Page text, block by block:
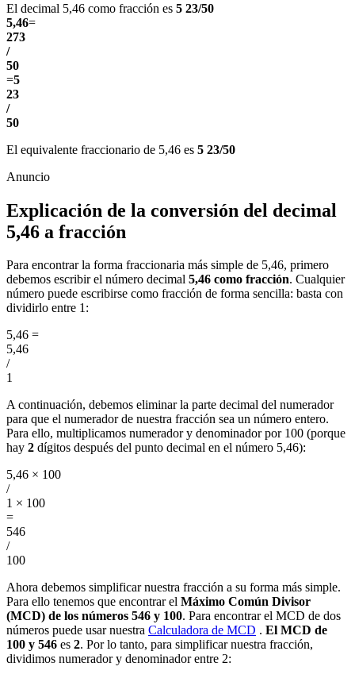
El decimal 5,46 como fracción es 5 23/50
5,46=
273
/
50
=5
23
/
50
El equivalente fraccionario de 5,46 es 5 23/50
Explicación de la conversión del decimal
5,46 a fracción
Para encontrar la forma fraccionaria más simple de 5,46, primero
debemos escribir el número decimal 5,46 como fracción. Cualquier
número puede escribirse como fracción de forma sencilla: basta con
dividirlo entre 1:
5,46 =
5,46
/
1
A continuación, debemos eliminar la parte decimal del numerador
para que el numerador de nuestra fracción sea un número entero.
Para ello, multiplicamos numerador y denominador por 100 (porque
hay 2 dígitos después del punto decimal en el número 5,46):
5,46 × 100
/
1 × 100
=
546
/
100
Ahora debemos simplificar nuestra fracción a su forma más simple.
Para ello tenemos que encontrar el Máximo Común Divisor
(MCD) de los números 546 y 100. Para encontrar el MCD de dos
números puede usar nuestra Calculadora de MCD . El MCD de
100 y 546 es 2. Por lo tanto, para simplificar nuestra fracción,
dividimos numerador y denominador entre 2: